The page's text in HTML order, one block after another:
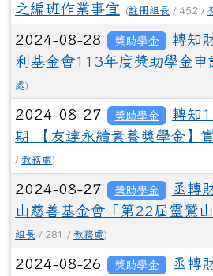
之編班作業事宜
(註冊組長 / 452 /
2024-08-28 獎助學金
轉知
利基金會113年度獎助學金申
處)
2024-08-27 獎助學金
轉知
期 【友達永續素養獎學金】
/ 教務處)
2024-08-27 獎助學金
函轉
山慈善基金會「第22屆靈鷲
組長 / 281 / 教務處)
2024-08-26 獎助學金
函轉